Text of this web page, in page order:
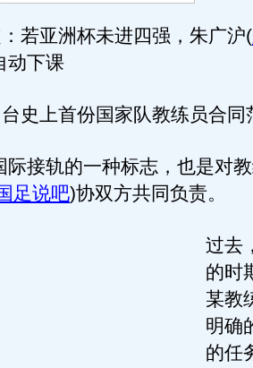
亚洲杯未进四强，朱广沪(
动下课
上首份国家队教练员合同
接轨的一种标志，也是对教
足说吧)协双方共同负责。
过去
的时
某教
明确
的任